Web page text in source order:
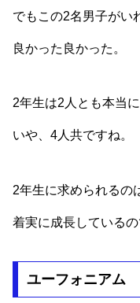
でもこの2名男子がい
良かった良かった。
2年生は2人とも本当に
いや、4人共ですね。
2年生に求められるの
着実に成長している
ユーフォニアム